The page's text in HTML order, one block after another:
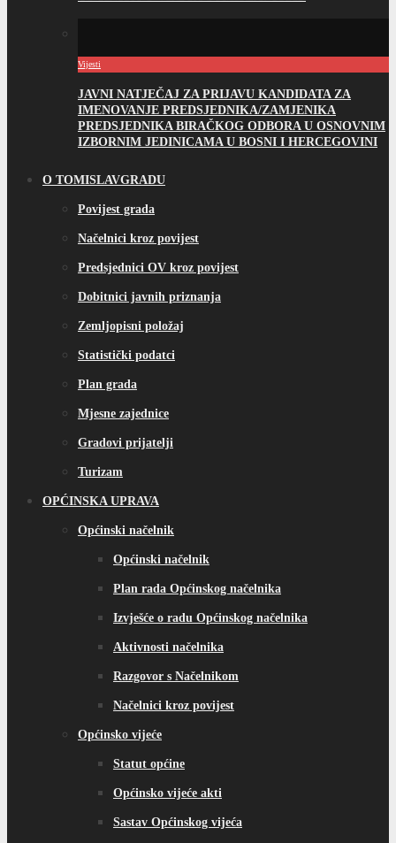
Vijesti
JAVNI NATJEČAJ ZA PRIJAVU KANDIDATA ZA
IMENOVANJE PREDSJEDNIKA/ZAMJENIKA
PREDSJEDNIKA BIRAČKOG ODBORA U OSNOVNIM
IZBORNIM JEDINICAMA U BOSNI I HERCEGOVINI
O TOMISLAVGRADU
Povijest grada
Načelnici kroz povijest
Predsjednici OV kroz povijest
Dobitnici javnih priznanja
Zemljopisni položaj
Statistički podatci
Plan grada
Mjesne zajednice
Gradovi prijatelji
Turizam
OPĆINSKA UPRAVA
Općinski načelnik
Općinski načelnik
Plan rada Općinskog načelnika
Izvješće o radu Općinskog načelnika
Aktivnosti načelnika
Razgovor s Načelnikom
Načelnici kroz povijest
Općinsko vijeće
Statut općine
Općinsko vijeće akti
Sastav Općinskog vijeća